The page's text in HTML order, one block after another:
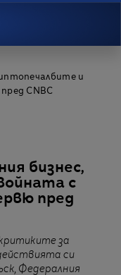
и
CNBC
бизнес,
с
пред
за
си
Федералния